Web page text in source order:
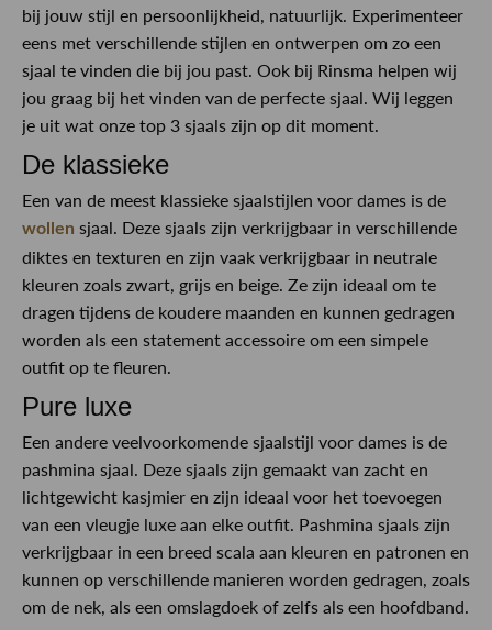
bij jouw stijl en persoonlijkheid, natuurlijk. Experimenteer
eens met verschillende stijlen en ontwerpen om zo een
sjaal te vinden die bij jou past. Ook bij Rinsma helpen wij
jou graag bij het vinden van de perfecte sjaal. Wij leggen
je uit wat onze top 3 sjaals zijn op dit moment.
De klassieke
Een van de meest klassieke sjaalstijlen voor dames is de
wollen sjaal. Deze sjaals zijn verkrijgbaar in verschillende
diktes en texturen en zijn vaak verkrijgbaar in neutrale
kleuren zoals zwart, grijs en beige. Ze zijn ideaal om te
dragen tijdens de koudere maanden en kunnen gedragen
worden als een statement accessoire om een simpele
outfit op te fleuren.
Pure luxe
Een andere veelvoorkomende sjaalstijl voor dames is de
pashmina sjaal. Deze sjaals zijn gemaakt van zacht en
lichtgewicht kasjmier en zijn ideaal voor het toevoegen
van een vleugje luxe aan elke outfit. Pashmina sjaals zijn
verkrijgbaar in een breed scala aan kleuren en patronen en
kunnen op verschillende manieren worden gedragen, zoals
om de nek, als een omslagdoek of zelfs als een hoofdband.